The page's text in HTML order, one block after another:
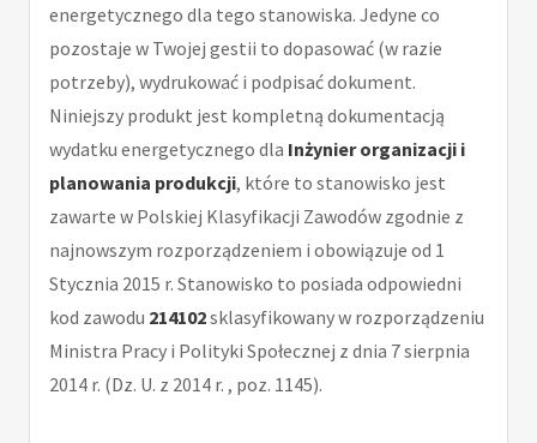
energetycznego dla tego stanowiska. Jedyne co
pozostaje w Twojej gestii to dopasować (w razie
potrzeby), wydrukować i podpisać dokument.
Niniejszy produkt jest kompletną dokumentacją
wydatku energetycznego dla Inżynier organizacji i
planowania produkcji, które to stanowisko jest
zawarte w Polskiej Klasyfikacji Zawodów zgodnie z
najnowszym rozporządzeniem i obowiązuje od 1
Stycznia 2015 r. Stanowisko to posiada odpowiedni
kod zawodu 214102sklasyfikowany w rozporządzeniu
Ministra Pracy i Polityki Społecznej z dnia 7 sierpnia
2014 r. (Dz. U. z 2014 r. , poz. 1145).